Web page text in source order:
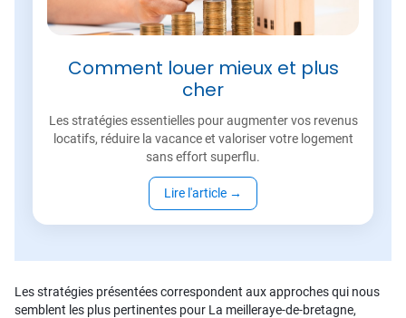
Comment louer mieux et plus
cher
Les stratégies essentielles pour augmenter vos revenus
locatifs, réduire la vacance et valoriser votre logement
sans effort superflu.
Lire l'article →
Les stratégies présentées correspondent aux approches qui nous
semblent les plus pertinentes pour La meilleraye-de-bretagne,